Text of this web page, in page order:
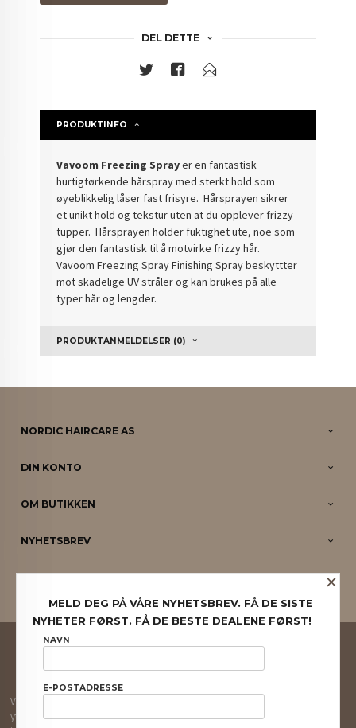
DEL DETTE
PRODUKTINFO
Vavoom Freezing Sprayer en fantastisk
hurtigtørkende hårspray med sterkt hold som
øyeblikkelig låser fast frisyre. Hårsprayen sikrer
et unikt hold og tekstur uten at du opplever frizzy
tupper. Hårsprayen holder fuktighet ute, noe som
gjør den fantastisk til å motvirke frizzy hår.
Vavoom Freezing Spray Finishing Spray beskyttter
mot skadelige UV stråler og kan brukes på alle
typer hår og lengder.
PRODUKTANMELDELSER (0)
NORDIC HAIRCARE AS
DIN KONTO
OM BUTIKKEN
NYHETSBREV
PARTNERE
FRAKT
Vår nettbutikk bruker cookies slik at du får en bedre kjøpsopplevelse og vi kan
yte deg bedre service. Vi bruker cookies hovedsaklig til å lagre
×
MELD DEG PÅ VÅRE NYHETSBREV. FÅ DE SISTE
NYHETER FØRST. FÅ DE BESTE DEALENE FØRST!
NAVN
E-POSTADRESSE